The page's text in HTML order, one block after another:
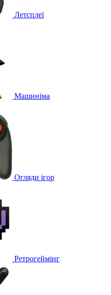
Летсплеї
Машиніма
Огляди ігор
Ретрогеймінг